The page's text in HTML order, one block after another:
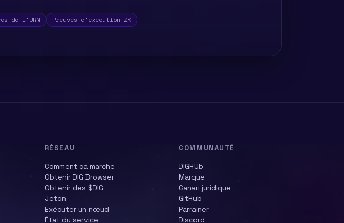
de l'URN
Preuves d'exécution ZK
RÉSEAU
Comment ça marche
Obtenir DIG Browser
Obtenir des $DIG
Jeton
Exécuter un nœud
État du service
COMMUNAUTÉ
DIGHUb
Marque
Canari juridique
GitHub
Parrainer
Discord